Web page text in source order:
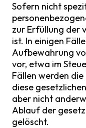
Sofern nicht
zur Erfüllung der
ist. In einigen
Aufbewahrung
vor, etwa im
Fällen werden
diese
aber nicht
Ablauf der
gelöscht.